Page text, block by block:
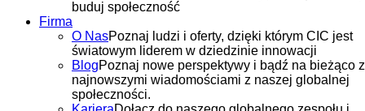
buduj społeczność
Firma
O NasPoznaj ludzi i oferty, dzięki którym CIC jest
światowym liderem w dziedzinie innowacji
BlogPoznaj nowe perspektywy i bądź na bieżąco z
najnowszymi wiadomościami z naszej globalnej
społeczności.